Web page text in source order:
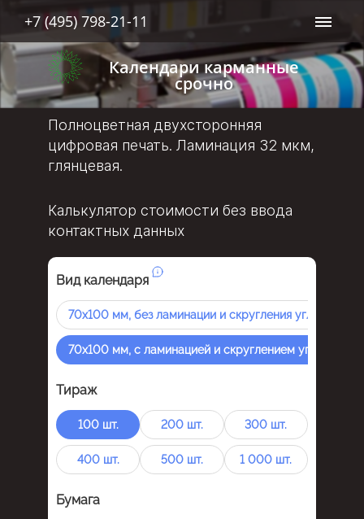
+7 (495) 798-21-11
Календари карманные
срочно
Полноцветная двухсторонняя
цифровая печать. Ламинация 32 мкм,
глянцевая.
Калькулятор стоимости без ввода
контактных данных